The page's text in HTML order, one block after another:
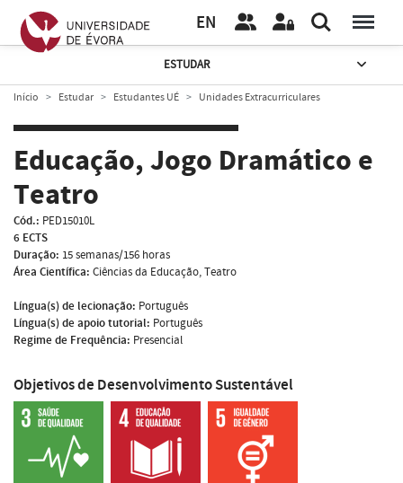
EN
ESTUDAR
Início Estudar Estudantes UÉ Unidades Extracurriculares
Educação, Jogo Dramático e
Teatro
Cód.: PED15010L
6 ECTS
Duração: 15 semanas/156 horas
Área Científica: Ciências da Educação, Teatro
Língua(s) de lecionação: Português
Língua(s) de apoio tutorial: Português
Regime de Frequência: Presencial
Objetivos de Desenvolvimento Sustentável